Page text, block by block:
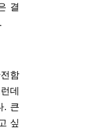
결
함
데
. 큰
싶